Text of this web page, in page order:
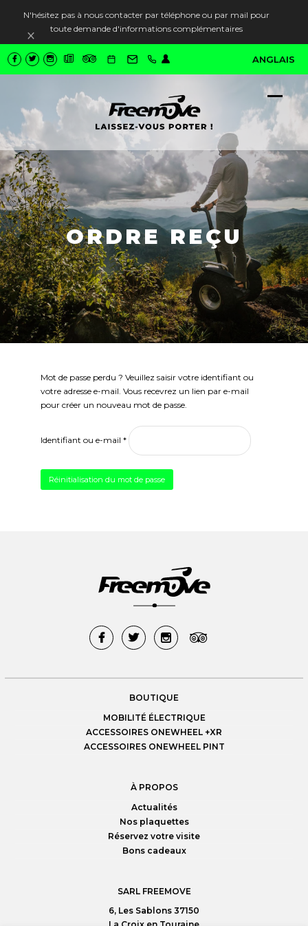
N'hésitez pas à nous contacter par téléphone ou par mail pour
toute demande d'informations complémentaires
Ignorer
ANGLAIS
Close
ORDRE REÇU
Mot de passe perdu ? Veuillez saisir votre identifiant ou
votre adresse e-mail. Vous recevrez un lien par e-mail
pour créer un nouveau mot de passe.
Identifiant ou e-mail*
Obligatoire
Réinitialisation du mot de passe
BOUTIQUE
MOBILITÉ ÉLECTRIQUE
ACCESSOIRES ONEWHEEL +XR
ACCESSOIRES ONEWHEEL PINT
À PROPOS
Actualités
Nos plaquettes
Réservez votre visite
Bons cadeaux
SARL FREEMOVE
6, Les Sablons 37150